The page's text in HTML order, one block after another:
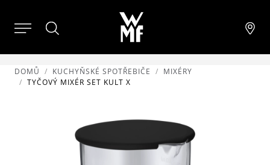
DOMŮ KUCHYŇSKÉ SPOTŘEBIČE
MIXÉRY
TYČOVÝ MIXÉR SET KULT X